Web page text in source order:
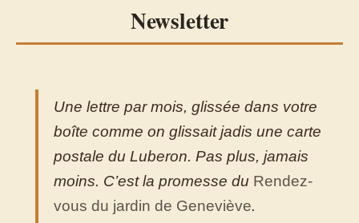
Newsletter
Une lettre par mois, glissée dans votre
boîte comme on glissait jadis une carte
postale du Luberon. Pas plus, jamais
moins. C’est la promesse du Rendez-
vous du jardin de Geneviève.